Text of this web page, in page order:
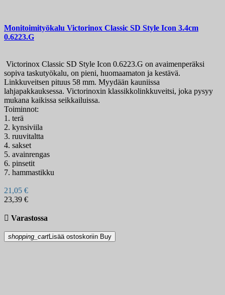
Monitoimityökalu Victorinox Classic SD Style Icon 3.4cm
0.6223.G
Victorinox Classic SD Style Icon 0.6223.G on avaimenperäksi
sopiva taskutyökalu, on pieni, huomaamaton ja kestävä.
Linkkuveitsen pituus 58 mm. Myydään kauniissa
lahjapakkauksessa. Victorinoxin klassikkolinkkuveitsi, joka pysyy
mukana kaikissa seikkailuissa.
Toiminnot:
1. terä
2. kynsiviila
3. ruuvitaltta
4. sakset
5. avainrengas
6. pinsetit
7. hammastikku
21,05 €
23,39 €
 Varastossa
shopping_cartLisää ostoskoriin Buy